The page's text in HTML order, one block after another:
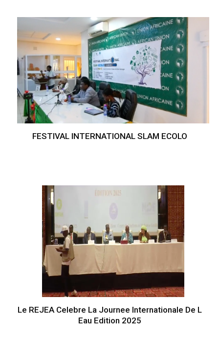
FESTIVAL INTERNATIONAL SLAM ECOLO
Le REJEA Celebre La Journee Internationale De L
Eau Edition 2025